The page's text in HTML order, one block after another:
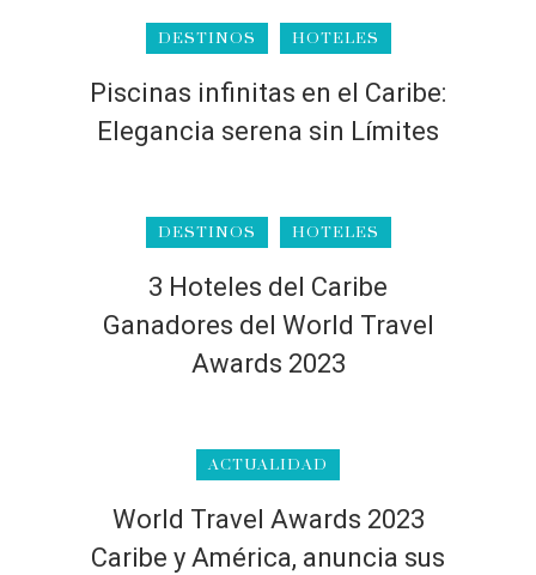
DESTINOS HOTELES
Piscinas infinitas en el Caribe:
Elegancia serena sin Límites
DESTINOS HOTELES
3 Hoteles del Caribe
Ganadores del World Travel
Awards 2023
ACTUALIDAD
World Travel Awards 2023
Caribe y América, anuncia sus